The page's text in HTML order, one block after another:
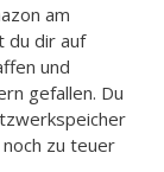
am
du dir auf
und
gefallen. Du
zu teuer